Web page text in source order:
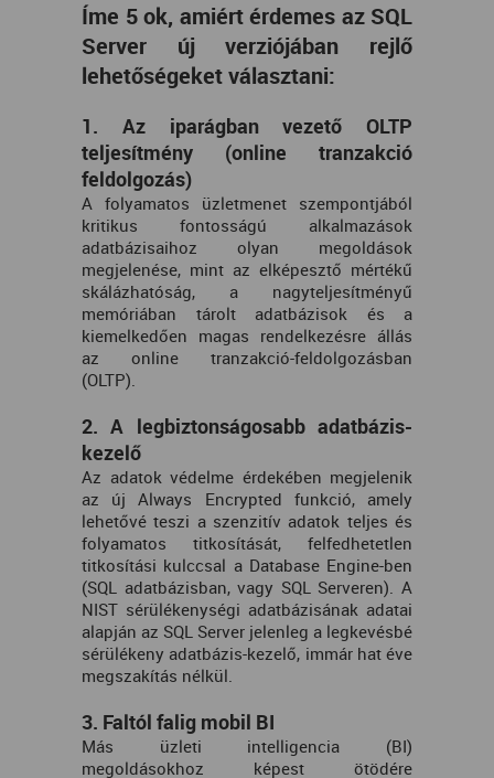
Íme 5 ok, amiért érdemes az SQL
Server új verziójában rejlő
lehetőségeket választani:
1. Az iparágban vezető OLTP
teljesítmény (online tranzakció
feldolgozás)
A folyamatos üzletmenet szempontjából
kritikus fontosságú alkalmazások
adatbázisaihoz olyan megoldások
megjelenése, mint az elképesztő mértékű
skálázhatóság, a nagyteljesítményű
memóriában tárolt adatbázisok és a
kiemelkedően magas rendelkezésre állás
az online tranzakció-feldolgozásban
(OLTP).
2. A legbiztonságosabb adatbázis-
kezelő
Az adatok védelme érdekében megjelenik
az új Always Encrypted funkció, amely
lehetővé teszi a szenzitív adatok teljes és
folyamatos titkosítását, felfedhetetlen
titkosítási kulccsal a Database Engine-ben
(SQL adatbázisban, vagy SQL Serveren). A
NIST sérülékenységi adatbázisának adatai
alapján az SQL Server jelenleg a legkevésbé
sérülékeny adatbázis-kezelő, immár hat éve
megszakítás nélkül.
3. Faltól falig mobil BI
Más üzleti intelligencia (BI)
megoldásokhoz képest ötödére